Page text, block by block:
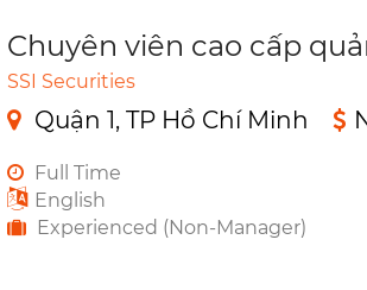
Chuyên viên cao cấp
SSI Securities
Quận 1, TP Hồ Chí Minh
Full Time
English
Experienced (Non-Manager)